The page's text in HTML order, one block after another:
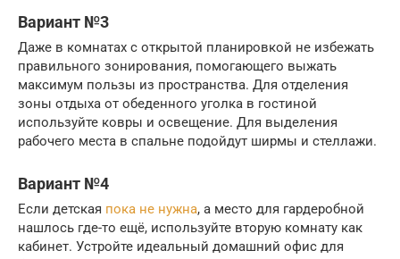
Вариант №3
Даже в комнатах с открытой планировкой не избежать
правильного зонирования, помогающего выжать
максимум пользы из пространства. Для отделения
зоны отдыха от обеденного уголка в гостиной
используйте ковры и освещение. Для выделения
рабочего места в спальне подойдут ширмы и стеллажи.
Вариант №4
Если детская пока не нужна, а место для гардеробной
нашлось где-то ещё, используйте вторую комнату как
кабинет. Устройте идеальный домашний офис для